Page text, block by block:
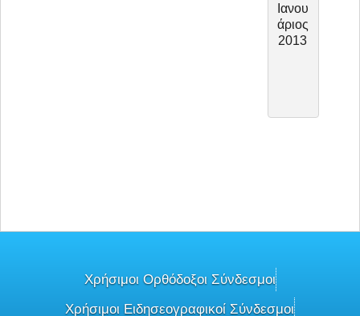
Ιανου
άριος
2013
Χρήσιμοι Ορθόδοξοι Σύνδεσμοι
Χρήσιμοι Ειδησεογραφικοί Σύνδεσμοι